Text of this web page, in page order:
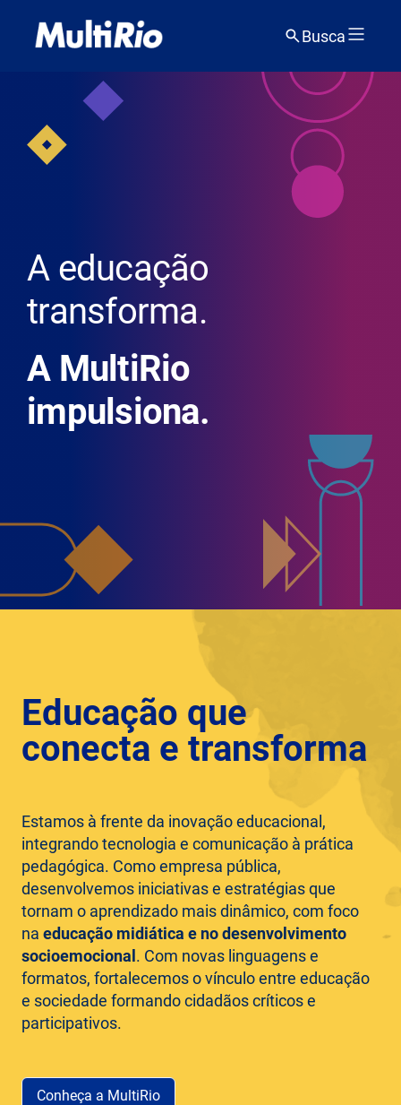
Busca
A educação
transforma.
A MultiRio
impulsiona.
Educação que
conecta e transforma
Estamos à frente da inovação educacional,
integrando tecnologia e comunicação à prática
pedagógica. Como empresa pública,
desenvolvemos iniciativas e estratégias que
tornam o aprendizado mais dinâmico, com foco
na educação midiática e no desenvolvimento
socioemocional . Com novas linguagens e
formatos, fortalecemos o vínculo entre educação
e sociedade formando cidadãos críticos e
participativos.
Conheça a MultiRio